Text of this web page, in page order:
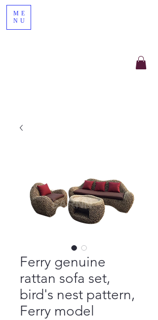
ME
NU
Ferry genuine
rattan sofa set,
bird's nest pattern,
Ferry model